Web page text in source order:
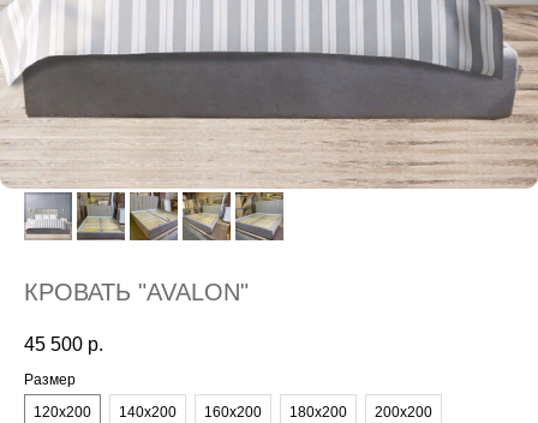
КРОВАТЬ "AVALON"
45 500 р.
Размер
120х200
140х200 160х200 180х200 200х200